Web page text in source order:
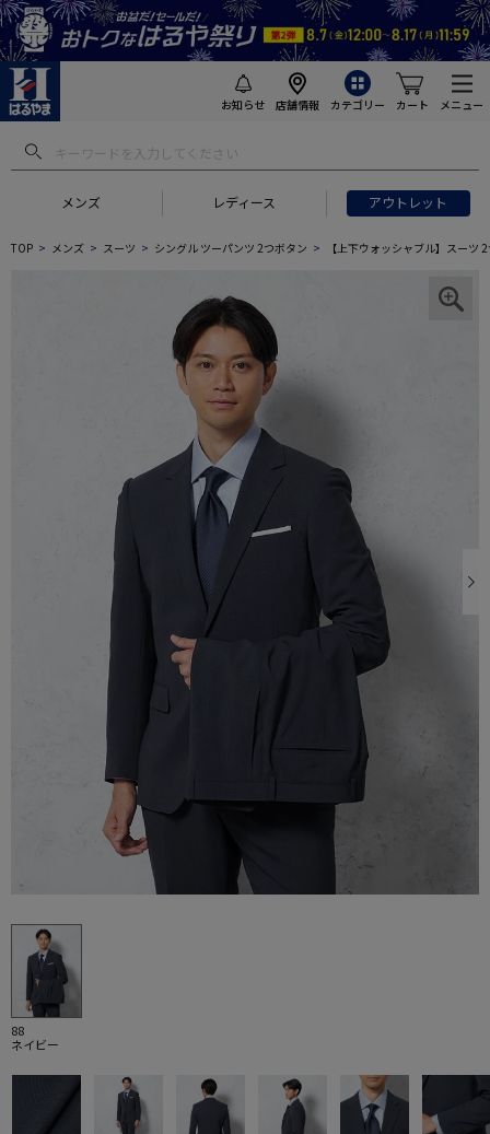
お知らせ 店舗情報 カテゴリー カート メニュー
メンズ レディース アウトレット
TOP メンズ スーツ シングル ツーパンツ 2つボタン 【上下ウォッシャブル】スーツ
88
ネイビー